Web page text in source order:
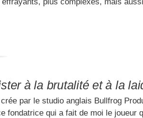
à la brutalité et à la
par le studio anglais Bullfrog
fondatrice qui a fait de moi le